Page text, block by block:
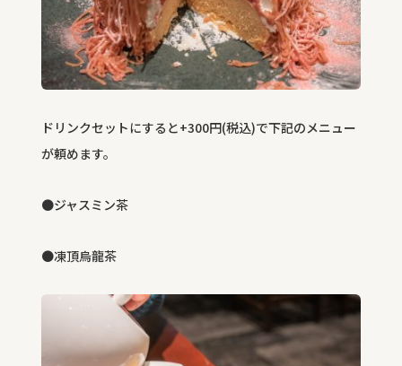
ドリンクセットにすると+300円(税込)で下記のメニュー
が頼めます。
●ジャスミン茶
●凍頂烏龍茶